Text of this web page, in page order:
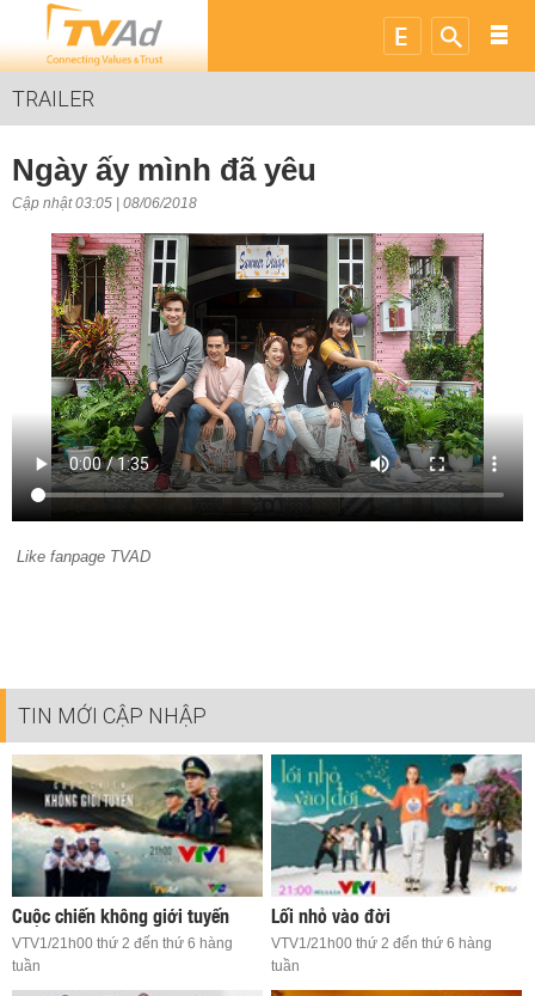
TRAILER
Ngày ấy mình đã yêu
Cập nhật 03:05 | 08/06/2018
Like fanpage TVAD
TIN MỚI CẬP NHẬP
Cuộc chiến không giới tuyến
VTV1/21h00 thứ 2 đến thứ 6 hàng
tuần
Lối nhỏ vào đời
VTV1/21h00 thứ 2 đến thứ 6 hàng
tuần